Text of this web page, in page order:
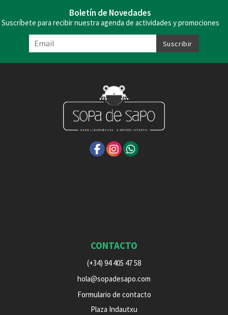
Boletín de Novedades
Suscríbete para recibir nuestra agenda de actividades y promociones
CONTACTO
(+34) 94 405 47 58
hola@sopadesapo.com
Formulario de contacto
Plaza Indautxu